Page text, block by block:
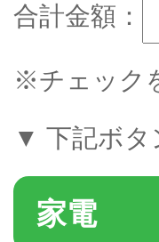
合計金額：
※チェック
▼ 下記ボタ
家電